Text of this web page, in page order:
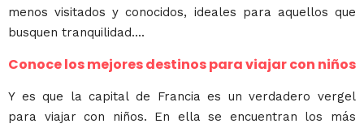
menos visitados y conocidos, ideales para aquellos que
busquen tranquilidad....
Conoce los mejores destinos para viajar con niños
Y es que la capital de Francia es un verdadero vergel
para viajar con niños. En ella se encuentran los más